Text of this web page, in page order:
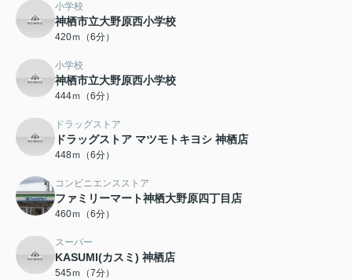
小学校
神栖市立大野原西小学校
420ｍ（6分）
小学校
神栖市立大野原西小学校
444ｍ（6分）
ドラッグストア
ドラッグストア マツモトキヨシ 神栖店
448ｍ（6分）
コンビニエンスストア
ファミリーマート神栖大野原四丁目店
460ｍ（6分）
スーパー
KASUMI(カスミ) 神栖店
545ｍ（7分）